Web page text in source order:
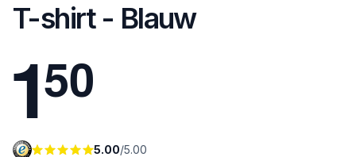
T-shirt - Blauw
150
5.00/5.00